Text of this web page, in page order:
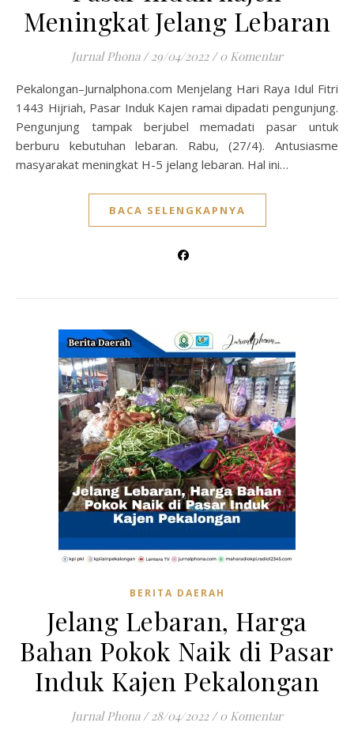
Meningkat Jelang Lebaran
Jurnal Phona / 29/04/2022 / 0 Komentar
Pekalongan–Jurnalphona.com Menjelang Hari Raya Idul Fitri
1443 Hijriah, Pasar Induk Kajen ramai dipadati pengunjung.
Pengunjung tampak berjubel memadati pasar untuk
berburu kebutuhan lebaran. Rabu, (27/4). Antusiasme
masyarakat meningkat H-5 jelang lebaran. Hal ini…
BACA SELENGKAPNYA
BERITA DAERAH
Jelang Lebaran, Harga
Bahan Pokok Naik di Pasar
Induk Kajen Pekalongan
Jurnal Phona / 28/04/2022 / 0 Komentar